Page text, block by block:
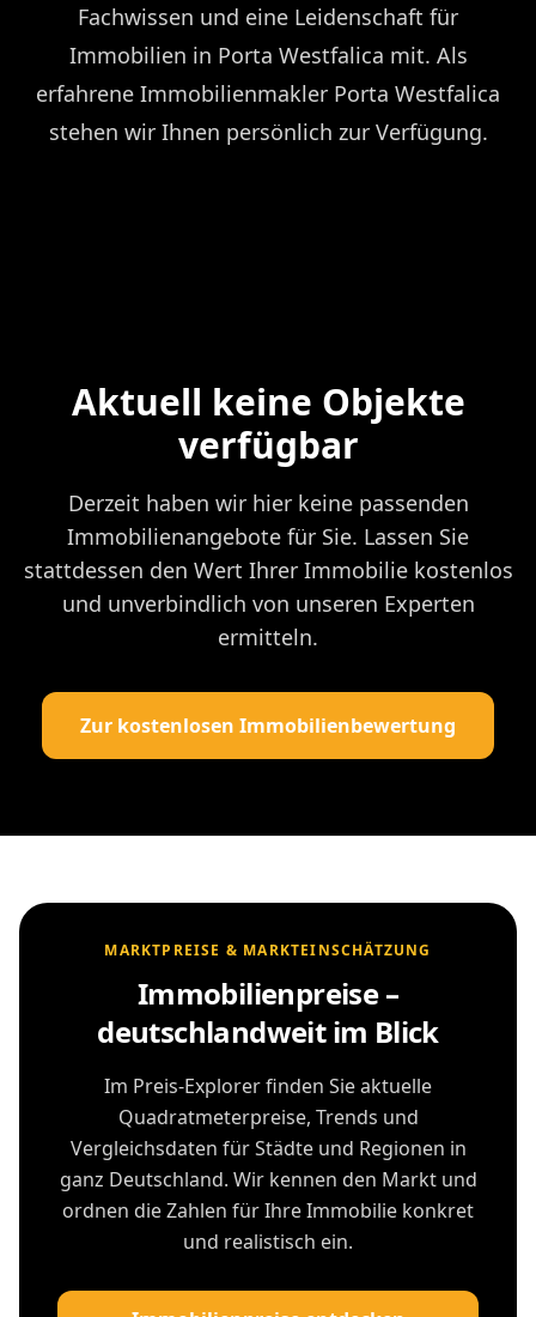
Fachwissen und eine Leidenschaft für
Immobilien in Porta Westfalica mit. Als
erfahrene Immobilienmakler Porta Westfalica
stehen wir Ihnen persönlich zur Verfügung.
Aktuell keine Objekte
verfügbar
Derzeit haben wir hier keine passenden
Immobilienangebote für Sie. Lassen Sie
stattdessen den Wert Ihrer Immobilie kostenlos
und unverbindlich von unseren Experten
ermitteln.
Zur kostenlosen Immobilienbewertung
MARKTPREISE & MARKTEINSCHÄTZUNG
Immobilienpreise –
deutschlandweit im Blick
Im Preis-Explorer finden Sie aktuelle
Quadratmeterpreise, Trends und
Vergleichsdaten für Städte und Regionen in
ganz Deutschland. Wir kennen den Markt und
ordnen die Zahlen für Ihre Immobilie konkret
und realistisch ein.